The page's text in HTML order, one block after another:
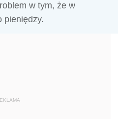
w tym, że w
pieniędzy.